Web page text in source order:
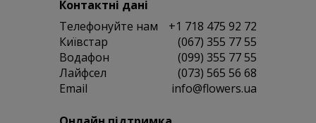
Контактні дані
Телефонуйте нам
+1 718 475 92 72
Київстар
(067) 355 77 55
Водафон
(099) 355 77 55
Лайфсел
(073) 565 56 68
Email
info@flowers.ua